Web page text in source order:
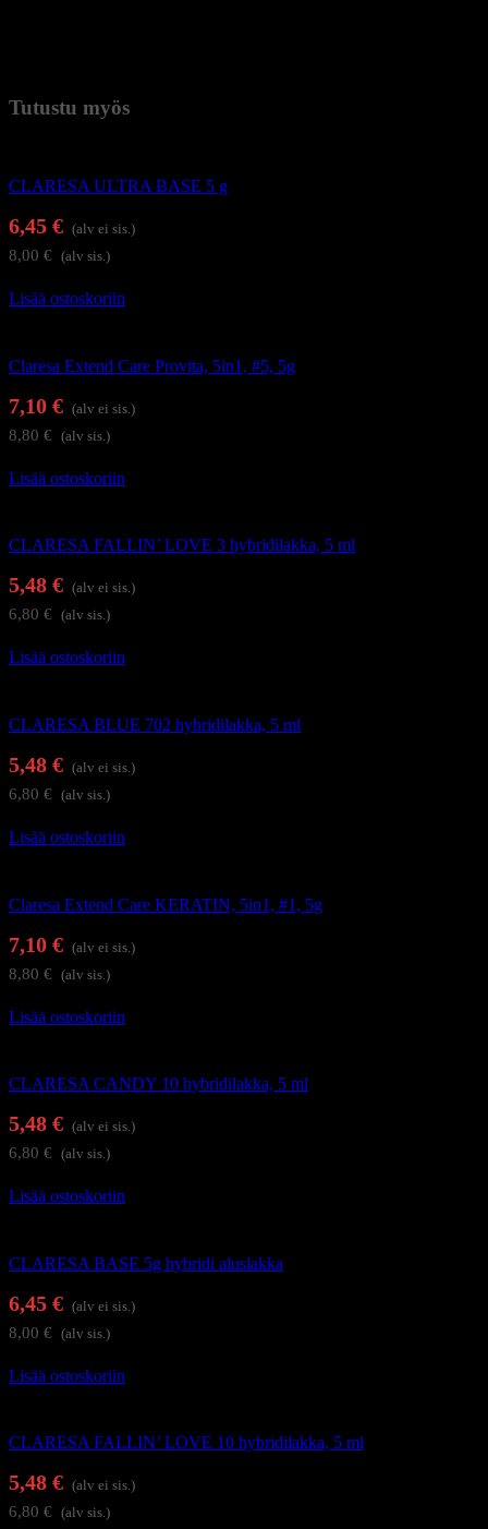
Tutustu myös
CLARESA ULTRA BASE 5 g
6,45 € (alv ei sis.)
8,00 € (alv sis.)
Lisää ostoskoriin
Claresa Extend Care Provita, 5in1, #5, 5g
7,10 € (alv ei sis.)
8,80 € (alv sis.)
Lisää ostoskoriin
CLARESA FALLIN’ LOVE 3 hybridilakka, 5 ml
5,48 € (alv ei sis.)
6,80 € (alv sis.)
Lisää ostoskoriin
CLARESA BLUE 702 hybridilakka, 5 ml
5,48 € (alv ei sis.)
6,80 € (alv sis.)
Lisää ostoskoriin
Claresa Extend Care KERATIN, 5in1, #1, 5g
7,10 € (alv ei sis.)
8,80 € (alv sis.)
Lisää ostoskoriin
CLARESA CANDY 10 hybridilakka, 5 ml
5,48 € (alv ei sis.)
6,80 € (alv sis.)
Lisää ostoskoriin
CLARESA BASE 5g hybridi aluslakka
6,45 € (alv ei sis.)
8,00 € (alv sis.)
Lisää ostoskoriin
CLARESA FALLIN’ LOVE 10 hybridilakka, 5 ml
5,48 € (alv ei sis.)
6,80 € (alv sis.)